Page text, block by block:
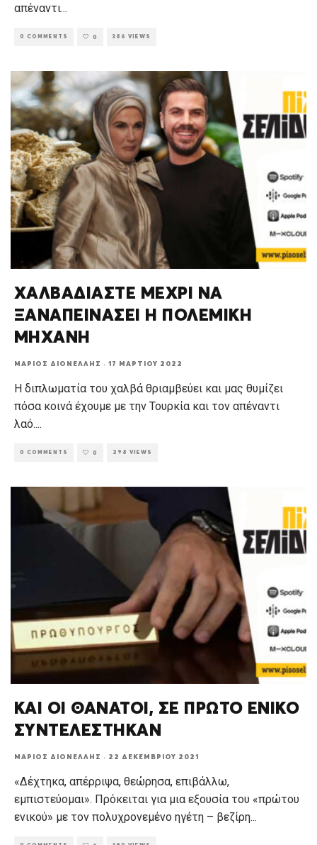
απέναντι...
0 COMMENTS 0 386 VIEWS
ΧΑΛΒΑΔΙΑΣΤΕ ΜΕΧΡΙ ΝΑ
ΞΑΝΑΠΕΙΝΑΣΕΙ Η ΠΟΛΕΜΙΚΗ
ΜΗΧΑΝΗ
ΜΆΡΙΟΣ ΔΙΟΝΈΛΛΗΣ · 17 ΜΑΡΤΊΟΥ 2022
Η διπλωματία του χαλβά θριαμβεύει και μας θυμίζει
πόσα κοινά έχουμε με την Τουρκία και τον απέναντι
λαό....
0 COMMENTS 0 298 VIEWS
ΚΑΙ ΟΙ ΘΑΝΑΤΟΙ, ΣΕ ΠΡΩΤΟ ΕΝΙΚΟ
ΣΥΝΤΕΛΕΣΤΗΚΑΝ
ΜΆΡΙΟΣ ΔΙΟΝΈΛΛΗΣ · 22 ΔΕΚΕΜΒΡΊΟΥ 2021
«Δέχτηκα, απέρριψα, θεώρησα, επιβάλλω,
εμπιστεύομαι». Πρόκειται για μια εξουσία του «πρώτου
ενικού» με τον πολυχρονεμένο ηγέτη – βεζίρη...